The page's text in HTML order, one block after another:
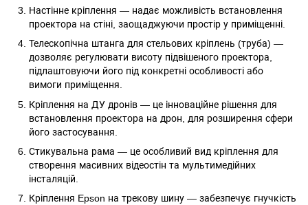
Настінне кріплення — надає можливість встановлення
проектора на стіні, заощаджуючи простір у приміщенні.
Телескопічна штанга для стельових кріплень (труба) —
дозволяє регулювати висоту підвішеного проектора,
підлаштовуючи його під конкретні особливості або
вимоги приміщення.
Кріплення на ДУ дронів — це інноваційне рішення для
встановлення проектора на дрон, для розширення сфери
його застосування.
Стикувальна рама — це особливий вид кріплення для
створення масивних відеостін та мультимедійних
інсталяцій.
Кріплення Epson на трекову шину — забезпечує гнучкість